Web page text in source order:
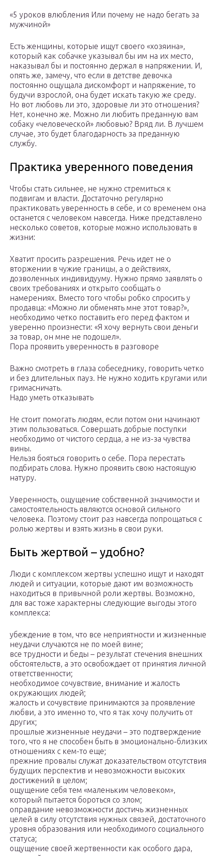
«5 уроков влюбления Или почему не надо бегать за
мужчиной»
Есть женщины, которые ищут своего «хозяина»,
который как собачке указывал бы им на их место,
наказывал бы и постоянно держал в напряжении. И,
опять же, замечу, что если в детстве девочка
постоянно ощущала дискомфорт и напряжение, то
будучи взрослой, она будет искать такую же среду.
Но вот любовь ли это, здоровые ли это отношения?
Нет, конечно же. Можно ли любить преданную вам
собаку «человеческой» любовью? Вряд ли. В лучшем
случае, это будет благодарность за преданную
службу.
Практика уверенного поведения
Чтобы стать сильнее, не нужно стремиться к
подвигам и власти. Достаточно регулярно
практиковать уверенность в себе, и со временем она
останется с человеком навсегда. Ниже представлено
несколько советов, которые можно использовать в
жизни:
Хватит просить разрешения. Речь идет не о
вторжении в чужие границы, а о действиях,
дозволенных индивидууму. Нужно прямо заявлять о
своих требованиях и открыто сообщать о
намерениях. Вместо того чтобы робко спросить у
продавца: «Можно ли обменять мне этот товар?»,
необходимо четко поставить его перед фактом и
уверенно произнести: «Я хочу вернуть свои деньги
за товар, он мне не подошел».
Пора проявить уверенность в разговоре
Важно смотреть в глаза собеседнику, говорить четко
и без длительных пауз. Не нужно ходить кругами или
гримасничать.
Надо уметь отказывать
Не стоит помогать людям, если потом они начинают
этим пользоваться. Совершать добрые поступки
необходимо от чистого сердца, а не из-за чувства
вины.
Нельзя бояться говорить о себе. Пора перестать
подбирать слова. Нужно проявить свою настоящую
натуру.
Уверенность, ощущение собственной значимости и
самостоятельность являются основой сильного
человека. Поэтому стоит раз навсегда попрощаться с
ролью жертвы и взять жизнь в свои руки.
Быть жертвой – удобно?
Люди с комплексом жертвы успешно ищут и находят
людей и ситуации, которые дают им возможность
находиться в привычной роли жертвы. Возможно,
для вас тоже характерны следующие выгоды этого
комплекса:
убеждение в том, что все неприятности и жизненные
неудачи случаются не по моей вине;
все трудности и беды – результат стечения внешних
обстоятельств, а это освобождает от принятия личной
ответственности;
необходимое сочувствие, внимание и жалость
окружающих людей;
жалость и сочувствие принимаются за проявление
любви, а это именно то, что я так хочу получить от
других;
прошлые жизненные неудачи – это подтверждение
того, что я не способен быть в эмоционально-близких
отношениях с кем-то еще;
прежние провалы служат доказательством отсутствия
будущих перспектив и невозможности высоких
достижений в целом;
ощущение себя тем «маленьким человеком»,
который пытается бороться со злом;
оправдание невозможности достичь жизненных
целей в силу отсутствия нужных связей, достаточного
уровня образования или необходимого социального
статуса;
ощущение своей жертвенности как особого дара,